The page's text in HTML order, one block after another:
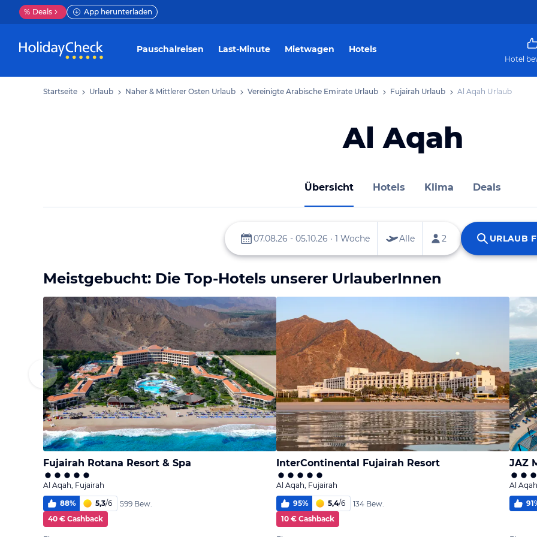
% Deals App herunterladen
Pauschalreisen Last-Minute Mietwagen Hotels
Hotel
Startseite Urlaub Naher & Mittlerer Osten Urlaub Vereinigte Arabische Emirate Urlaub Fujairah Urlaub Al Aqah Urlaub
Al Aqah
Übersicht Hotels Klima Deals
Meistgebucht: Die Top-Hotels unserer UrlauberInnen
Fujairah Rotana Resort & Spa
Al Aqah, Fujairah
88% 5,3/6
599 Bew.
40 € Cashback
InterContinental Fujairah Resort
Al Aqah, Fujairah
95% 5,4/6
134 Bew.
10 € Cashback
JAZ
Al
91